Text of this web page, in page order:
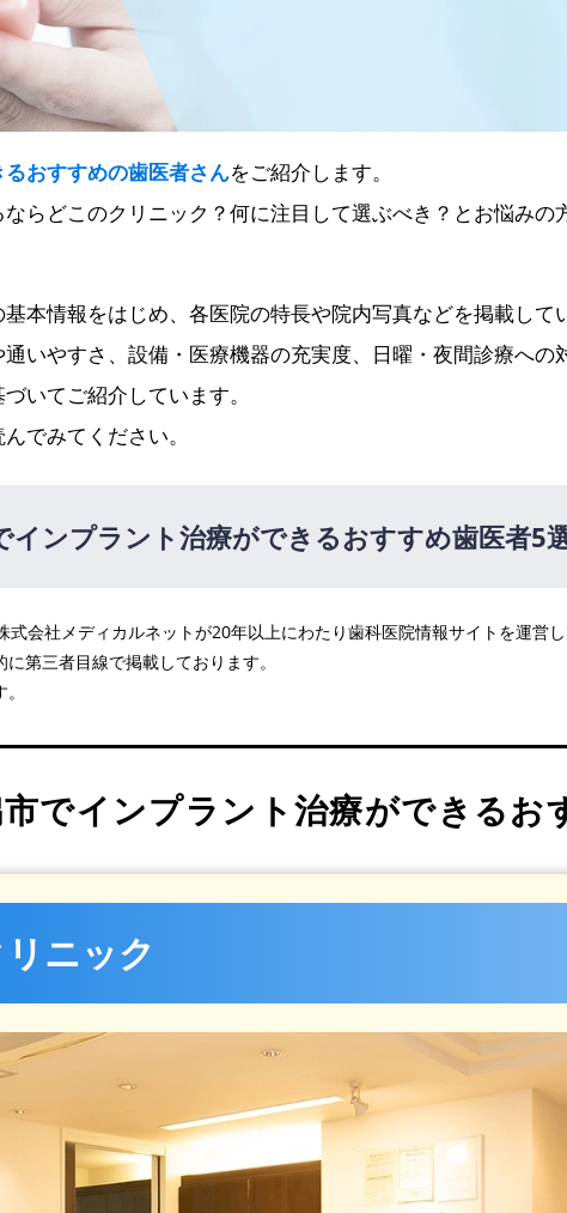
おすすめの歯医者さんをご紹介します。
らどこのクリニック？何に注目して選ぶべき？とお悩みの
本情報をはじめ、各医院の特長や院内写真などを掲載して
いやすさ、設備・医療機器の充実度、日曜・夜間診療への
いてご紹介しています。
でみてください。
インプラント治療ができるおすすめ歯医者5
PR
潟医院
会社メディカルネットが20年以上にわたり歯科医院情報サイトを運営し
第三者目線で掲載しております。
でインプラント治療ができるお
ニック